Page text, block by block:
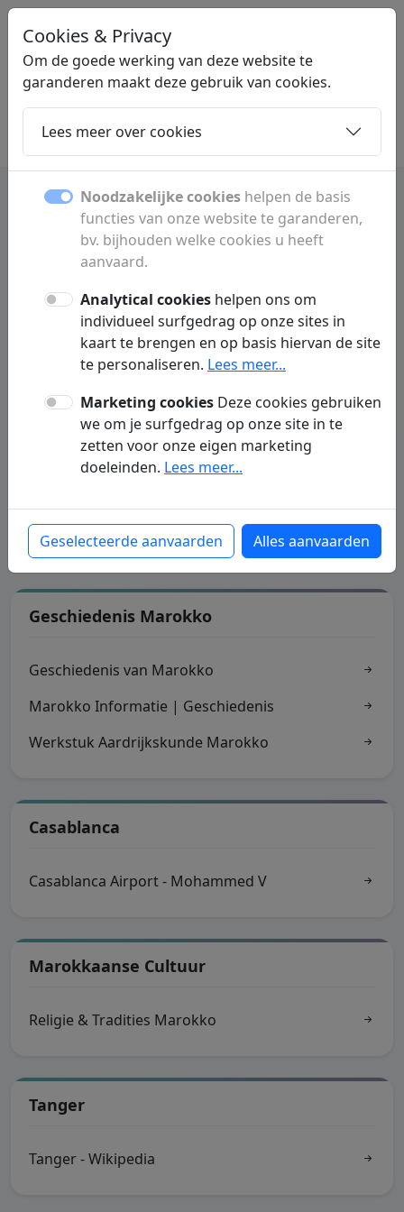
LINKGIGANT.BE
Home Dochters Contact
Marokko reizen cultuur en
geschiedenis gids overzicht
Ontdek Marokko met informatie over reizen,
cultuur, geschiedenis en wonen. Alles voor
een unieke reiservaring in Noord-Afrika.
Marrakesh
Marrakesh - Lonely
Geschiedenis Marokko
Geschiedenis van Marokko
Marokko Informatie | Geschiedenis
Werkstuk Aardrijkskunde Marokko
Casablanca
Casablanca Airport - Mohammed V
Marokkaanse Cultuur
Religie & Tradities Marokko
Tanger
Tanger - Wikipedia
Cookies & Privacy
Om de goede werking van deze website te
garanderen maakt deze gebruik van cookies.
Lees meer over cookies
Noodzakelijke cookies helpen de basis
functies van onze website te garanderen,
bv. bijhouden welke cookies u heeft
aanvaard.
Analytical cookies helpen ons om
individueel surfgedrag op onze sites in
kaart te brengen en op basis hiervan de site
te personaliseren. Lees meer...
Marketing cookies Deze cookies gebruiken
we om je surfgedrag op onze site in te
zetten voor onze eigen marketing
doeleinden. Lees meer...
Geselecteerde aanvaarden Alles aanvaarden